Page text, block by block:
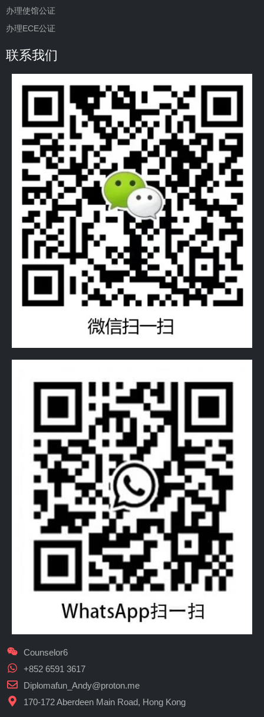
办理使馆公证
办理ECE公证
联系我们
Counselor6
+852 6591 3617
Diplomafun_Andy@proton.me
170-172 Aberdeen Main Road, Hong Kong